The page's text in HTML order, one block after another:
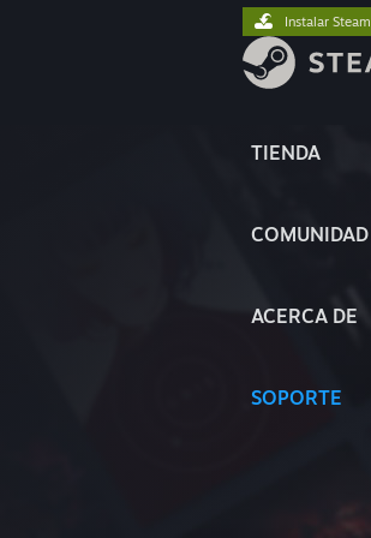
TIENDA
COMUNIDAD
ACERCA DE
SOPORTE
Instalar Steam